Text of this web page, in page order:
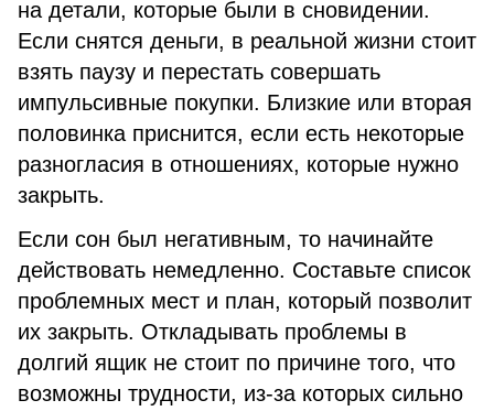
на детали, которые были в сновидении.
Если снятся деньги, в реальной жизни стоит
взять паузу и перестать совершать
импульсивные покупки. Близкие или вторая
половинка приснится, если есть некоторые
разногласия в отношениях, которые нужно
закрыть.
Если сон был негативным, то начинайте
действовать немедленно. Составьте список
проблемных мест и план, который позволит
их закрыть. Откладывать проблемы в
долгий ящик не стоит по причине того, что
возможны трудности, из-за которых сильно